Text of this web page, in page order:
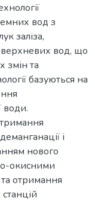
вод з
заліза,
вод, що
змін та
базуються на
води.
і
нового
окисними
отримання